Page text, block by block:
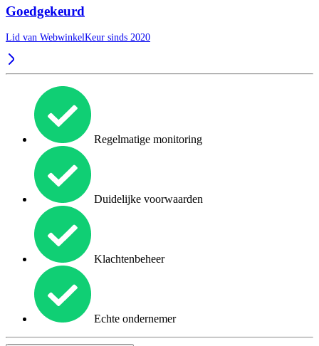
Goedgekeurd
Lid van WebwinkelKeur sinds 2020
Regelmatige monitoring
Duidelijke voorwaarden
Klachtenbeheer
Echte ondernemer